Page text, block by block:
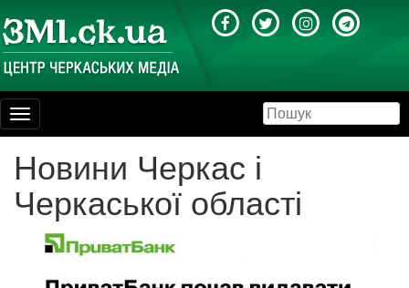
Toggle
navigation
Новини Черкас і
Черкаської області